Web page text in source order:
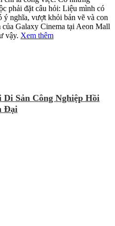
phải đặt câu hỏi: Liệu mình có
ý nghĩa, vượt khỏi bản vẽ và con
Galaxy Cinema tại Aeon Mall
vậy. Xem thêm
Sản Công Nghiệp Hồi
Đại